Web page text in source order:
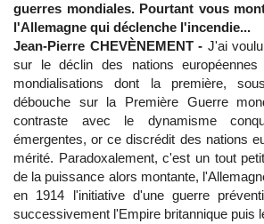
guerres mondiales. Pourtant vous
l'Allemagne qui déclenche l'incendie...
Jean-Pierre CHEVÈNEMENT - J'ai
sur le déclin des nations
mondialisations dont la première,
débouche sur la Première Guerre
contraste avec le dynamisme
émergentes, or ce discrédit des nations
mérité. Paradoxalement, c'est un tout
de la puissance alors montante,
en 1914 l'initiative d'une guerre
successivement l'Empire britannique puis